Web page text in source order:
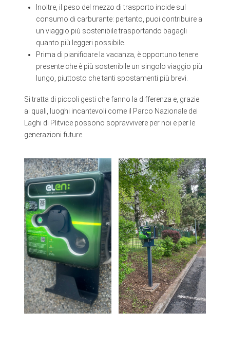
Inoltre, il peso del mezzo di trasporto incide sul
consumo di carburante: pertanto, puoi contribuire a
un viaggio più sostenibile trasportando bagagli
quanto più leggeri possibile.
Prima di pianificare la vacanza, è opportuno tenere
presente che è più sostenibile un singolo viaggio più
lungo, piuttosto che tanti spostamenti più brevi.
Si tratta di piccoli gesti che fanno la differenza e, grazie
ai quali, luoghi incantevoli come il Parco Nazionale dei
Laghi di Plitvice possono sopravvivere per noi e per le
generazioni future.